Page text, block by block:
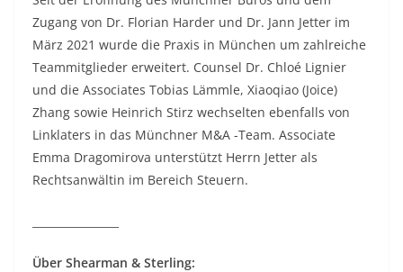
Zugang von Dr. Florian Harder und Dr. Jann Jetter im
März 2021 wurde die Praxis in München um zahlreiche
Teammitglieder erweitert. Counsel Dr. Chloé Lignier
und die Associates Tobias Lämmle, Xiaoqiao (Joice)
Zhang sowie Heinrich Stirz wechselten ebenfalls von
Linklaters in das Münchner M&A -Team. Associate
Emma Dragomirova unterstützt Herrn Jetter als
Rechtsanwältin im Bereich Steuern.
Über Shearman & Sterling: